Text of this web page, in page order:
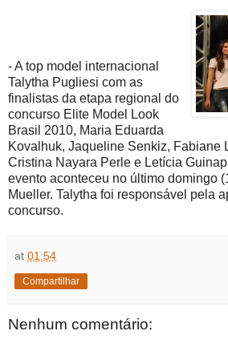
- A top model internacional
Talytha Pugliesi com as
finalistas da etapa regional do
concurso Elite Model Look
Brasil 2010, Maria Eduarda
Kovalhuk, Jaqueline Senkiz, Fabiane
Cristina Nayara Perle e Letícia
evento aconteceu no último domingo
Mueller. Talytha foi responsável pela
concurso.
at 01:54
Compartilhar
Nenhum comentário: